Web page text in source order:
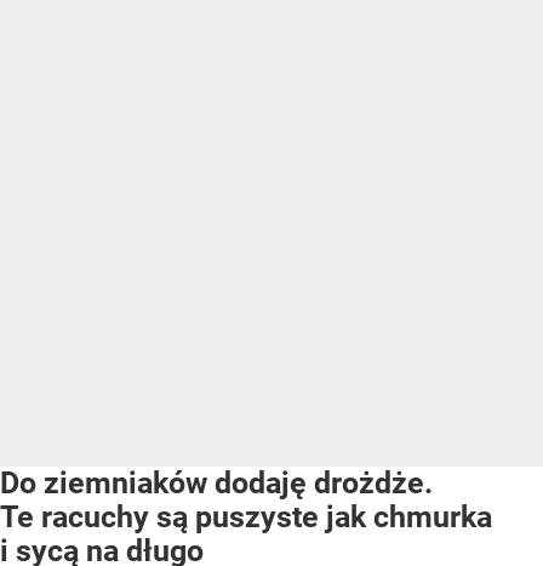
Do ziemniaków dodaję drożdże.
Te racuchy są puszyste jak chmurka
i sycą na długo